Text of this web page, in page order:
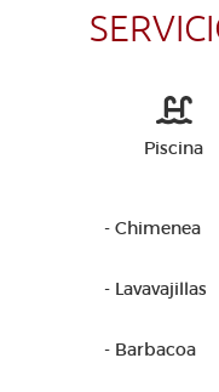
Piscina
- Chimenea
- Lavavajillas
- Barbacoa